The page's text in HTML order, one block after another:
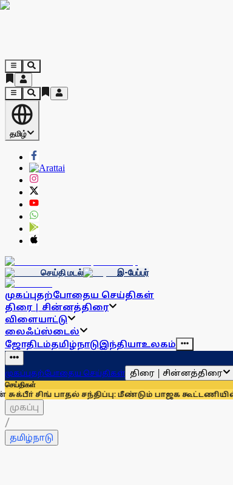
தமிழ்
செய்தி மடல் இ-பேப்பர்
முகப்புதற்போதைய செய்திகள்
திரை | சின்னத்திரை
விளையாட்டு
லைஃப்ஸ்டைல்
ஜோதிடம்தமிழ்நாடுஇந்தியாஉலகம்
முகப்புதற்போதைய செய்திகள் திரை | சின்னத்திரை
செய்திகள்
பாதல் சந்திப்பு: மீண்டும் பாஜக கூட்டணியில்
முகப்பு
/
தமிழ்நாடு